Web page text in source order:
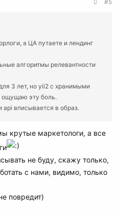
#5
а ЦА путаете и лендинг
алгоритмы релевантности
3 лет, но yii2 с хранимыми
ощущаю эту боль.
api вписывается в образ.
крутые маркетологи, а все
не буду, скажу только,
с нами, видимо, только
повредит)